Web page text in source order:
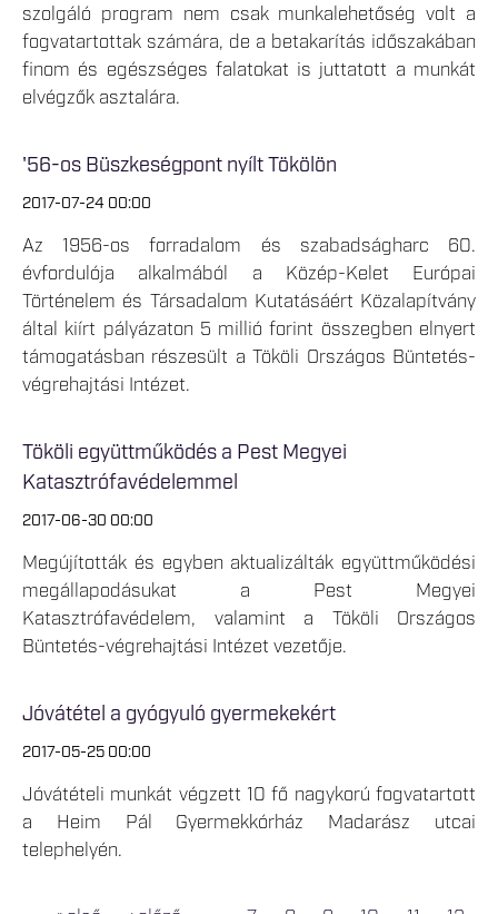
szolgáló program nem csak munkalehetőség volt a
fogvatartottak számára, de a betakarítás időszakában
finom és egészséges falatokat is juttatott a munkát
elvégzők asztalára.
'56-os Büszkeségpont nyílt Tökölön
2017-07-24 00:00
Az 1956-os forradalom és szabadságharc 60.
évfordulója alkalmából a Közép-Kelet Európai
Történelem és Társadalom Kutatásáért Közalapítvány
által kiírt pályázaton 5 millió forint összegben elnyert
támogatásban részesült a Tököli Országos Büntetés-
végrehajtási Intézet.
Tököli együttműködés a Pest Megyei
Katasztrófavédelemmel
2017-06-30 00:00
Megújították és egyben aktualizálták együttműködési
megállapodásukat a Pest Megyei
Katasztrófavédelem, valamint a Tököli Országos
Büntetés-végrehajtási Intézet vezetője.
Jóvátétel a gyógyuló gyermekekért
2017-05-25 00:00
Jóvátételi munkát végzett 10 fő nagykorú fogvatartott
a Heim Pál Gyermekkórház Madarász utcai
telephelyén.